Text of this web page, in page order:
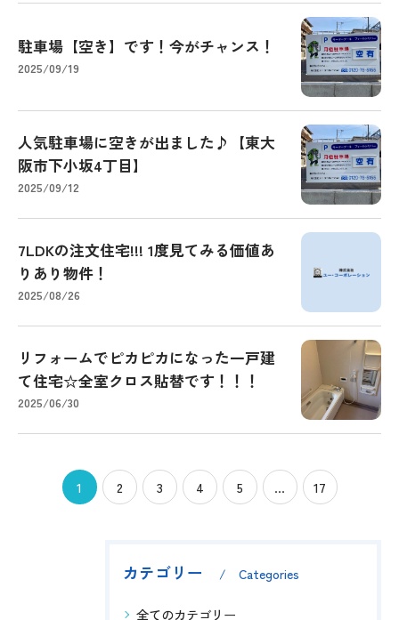
駐車場【空き】です！今がチャンス！
2025/09/19
人気駐車場に空きが出ました♪【東大
阪市下小坂4丁目】
2025/09/12
7LDKの注文住宅!!! 1度見てみる価値あ
りあり物件！
2025/08/26
リフォームでピカピカになった一戸建
て住宅☆全室クロス貼替です！！！
2025/06/30
1 2 3 4 5 ... 17
カテゴリー Categories
全てのカテゴリー